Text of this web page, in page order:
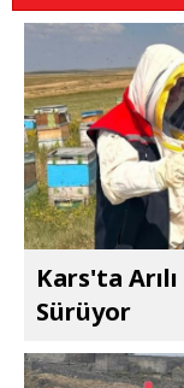
Kars'ta
Sürüyor